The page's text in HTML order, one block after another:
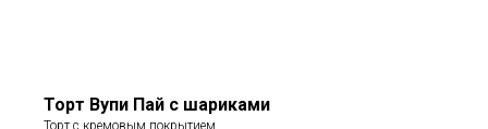
Торт Вупи Пай с шариками
Торт с кремовым покрытием.